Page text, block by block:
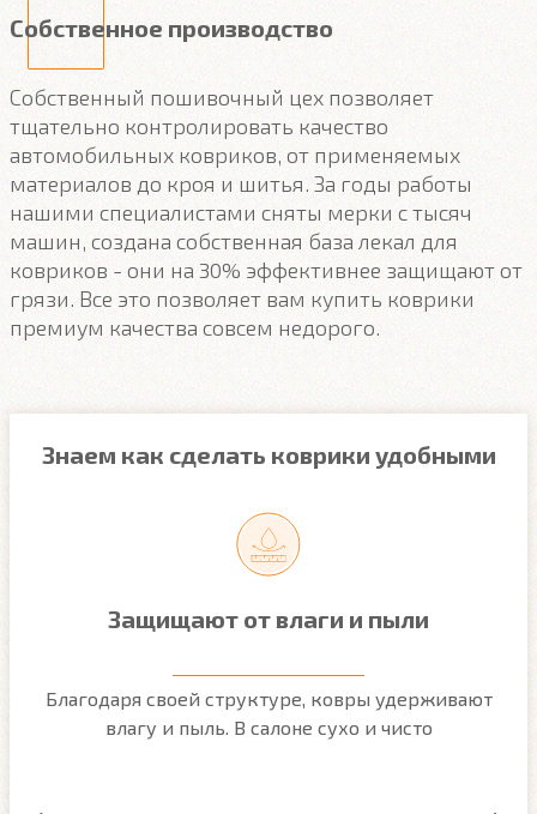
Собственное производство
Собственный пошивочный цех позволяет
тщательно контролировать качество
автомобильных ковриков, от применяемых
материалов до кроя и шитья. За годы работы
нашими специалистами сняты мерки с тысяч
машин, создана собственная база лекал для
ковриков - они на 30% эффективнее защищают от
грязи. Все это позволяет вам купить коврики
премиум качества совсем недорого.
Знаем как сделать коврики удобными
Защищают от влаги и пыли
Благодаря своей структуре, ковры удерживают
влагу и пыль. В салоне сухо и чисто